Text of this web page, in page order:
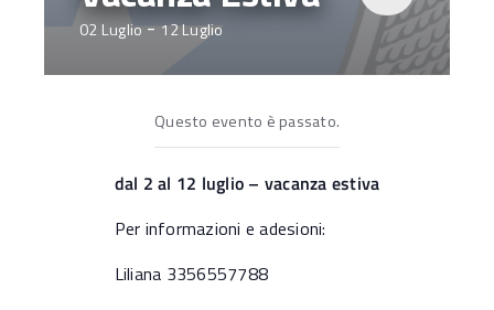
02 Luglio-12 Luglio
Questo evento è passato.
dal 2 al 12 luglio – vacanza estiva
Per informazioni e adesioni:
Liliana 3356557788